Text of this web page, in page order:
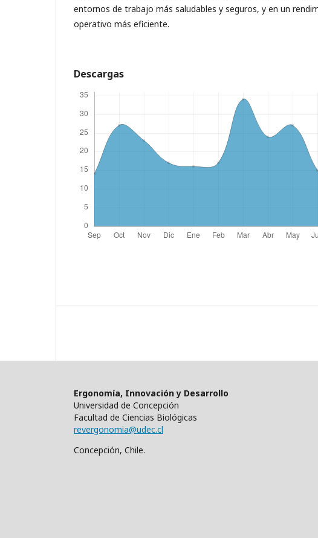
entornos de trabajo más saludables y seguros, y en un
operativo más eficiente.
Descargas
Ergonomía, Innovación y Desarrollo
Universidad de Concepción
Facultad de Ciencias Biológicas
revergonomia@udec.cl
Concepción, Chile.